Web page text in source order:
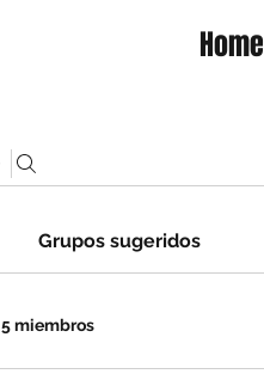
Home
Grupos sugeridos
5 miembros